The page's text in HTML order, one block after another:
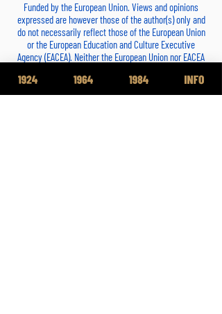
Funded by the European Union. Views and opinions
expressed are however those of the author(s) only and
do not necessarily reflect those of the European Union
or the European Education and Culture Executive
Agency (EACEA). Neither the European Union nor EACEA